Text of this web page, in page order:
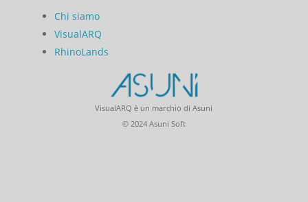
Chi siamo
VisualARQ
RhinoLands
VisualARQ è un marchio di Asuni
© 2024 Asuni Soft